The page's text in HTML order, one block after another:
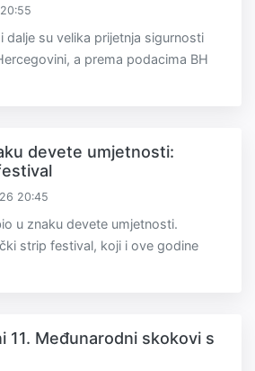
dalje su velika prijetnja sigurnosti
a prema podacima BH
devete umjetnosti:
20:45
u znaku devete umjetnosti.
strip festival, koji i ove godine
11. Međunarodni skokovi s